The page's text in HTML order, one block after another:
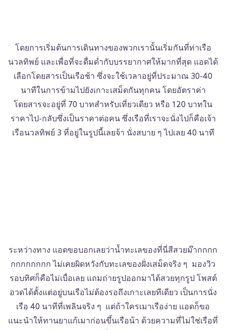
โดยการเริ่มต้นการเดินทางของพวกเรานั้นเริ่มกันที่ท่าเรือ
นวลทิพย์ และเพื่อที่จะดื่มด่ำกับบรรยากาศให้มากที่สุด แอดได้
เลือกโดยสารเป็นเรือช้า ซึ่งจะใช้เวลาอยู่ที่ประมาณ 30-40
นาทีในการข้ามไปยังเกาะเสม็ดกันทุกคน โดยอัตราค่า
โดยสารจะอยู่ที่ 70 บาทสำหรับเที่ยวเดียว หรือ 120 บาทใน
ราคาไป-กลับซึ่งเป็นราคาต่อคน ซึ่งเรือที่เราจะนั่งไปก็คือเจ้า
เรือนวลทิพย์ 3 ที่อยู่ในรูปนี้เลยจ้า นั่งสบาย ๆ ไปเลย 40 นาที
ระหว่างทาง แอดขอบอกเลยว่าน้ำทะเลของที่นี่สีสวยม๊ากกกก
กกกกกกกก ไม่เคยผิดหวังกับทะเลของฝั่งเสม็ดจริง ๆ มองวิว
รอบทิศก็คือไม่เบื่อเลย แถมถ่ายรูปออกมาได้สวยทุกรูป โพสต์
อวดได้ตั้งแต่อยู่บนเรือไม่ต้องรอถึงเกาะเลยทีเดียว เป็นการนั่ง
เรือ 40 นาทีที่เพลินจริง ๆ แต่ถ้าใครเมาเรือง่าย แอดก็ขอ
แนะนำให้ทานยาแก้เมาก่อนขึ้นเรือน้า ด้วยความที่ไม่ใช่เรือที่